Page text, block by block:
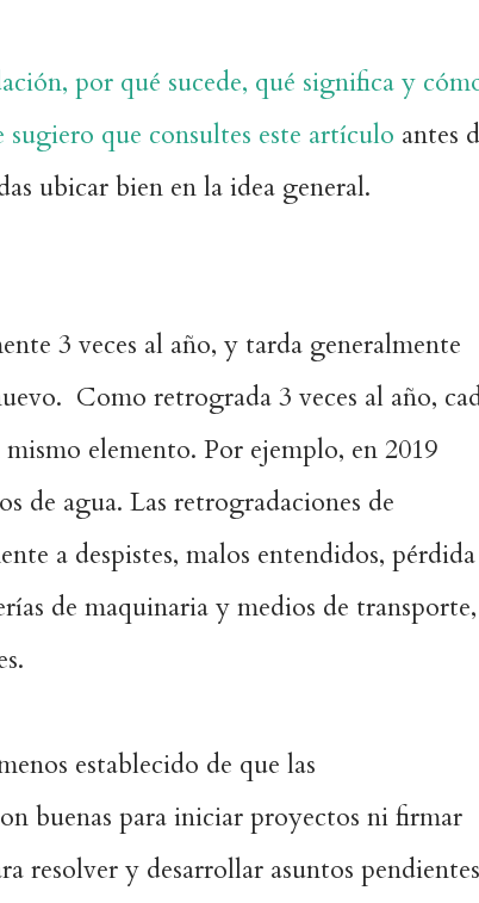
por qué sucede, qué significa y
que consultes este artículo antes
ubicar bien en la idea general.
3 veces al año, y tarda generalmente
Como retrograda 3 veces al año,
elemento. Por ejemplo, en 2019
de agua. Las retrogradaciones de
a despistes, malos entendidos, pérdida
de maquinaria y medios de
establecido de que las
buenas para iniciar proyectos ni firmar
resolver y desarrollar asuntos pendientes